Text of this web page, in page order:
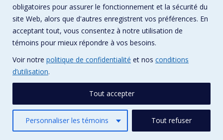
obligatoires pour assurer le fonctionnement et la sécurité du
site Web, alors que d'autres enregistrent vos préférences. En
acceptant tout, vous consentez à notre utilisation de
témoins pour mieux répondre à vos besoins.
Voir notre politique de confidentialité et nos conditions
d’utilisation.
Personnaliser les témoins Tout refuser
Tout accepter